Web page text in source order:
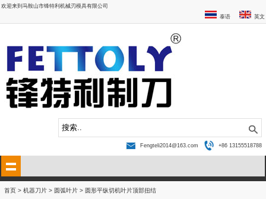
欢迎来到马鞍山市锋特利机械刃模具有限公司
英文
泰语
+86 13155518788
Fengteli2014@163.com
首页 >机器刀片 > 圆弧叶片 > 圆形平纵切机叶片顶部扭结